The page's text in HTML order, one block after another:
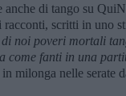
anche di tango su
scritti in uno
di noi poveri mortali
come fanti in una
milonga nelle serate